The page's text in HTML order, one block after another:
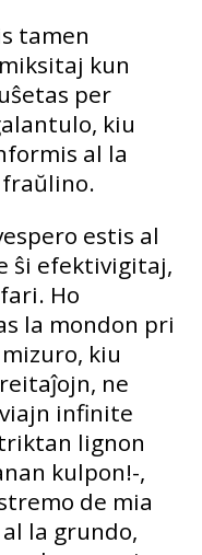
tamen
kun
per
kiu
al la
estis al
ŝi efektivigitaj,
Ho
la mondon pri
kiu
ne
infinite
lignon
kulpon!-,
de mia
la grundo,